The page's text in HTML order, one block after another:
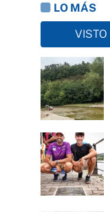
LO MÁS
VISTO